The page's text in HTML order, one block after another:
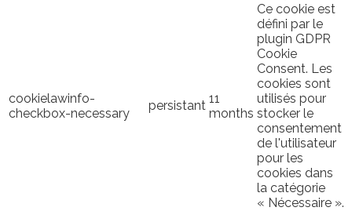
cookielawinfo-
checkbox-necessary
persistant 11
months
Ce cookie est
défini par le
plugin GDPR
Cookie
Consent. Les
cookies sont
utilisés pour
stocker le
consentement
de l'utilisateur
pour les
cookies dans
la catégorie
« Nécessaire ».